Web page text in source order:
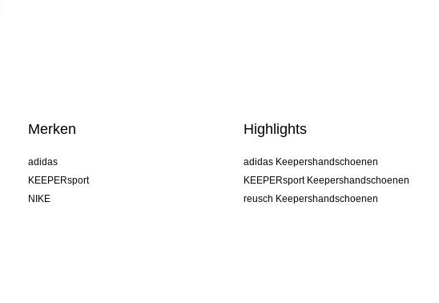
Merken
adidas
KEEPERsport
NIKE
Highlights
adidas Keepershandschoenen
KEEPERsport Keepershandschoenen
reusch Keepershandschoenen